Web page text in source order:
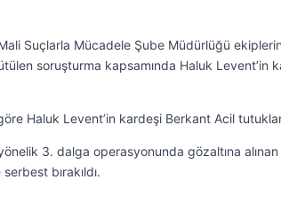
Suçlarla Mücadele Şube Müdürlüğü
soruşturma kapsamında Haluk Levent’in
Haluk Levent’in kardeşi Berkant Acil
3. dalga operasyonunda gözaltına alınan
bırakıldı.